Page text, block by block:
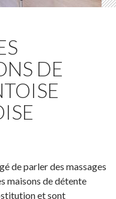
DE
de parler des massages
maisons de détente
et sont